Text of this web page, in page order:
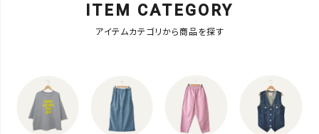
ITEM CATEGORY
アイテムカテゴリから商品を探す